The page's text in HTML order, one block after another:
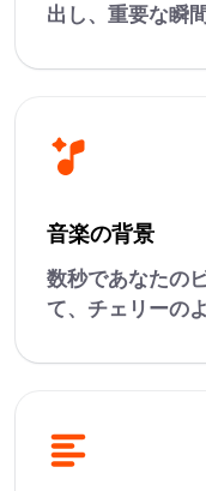
出し、重要な瞬
音楽の背景
数秒であなたの
て、チェリーの